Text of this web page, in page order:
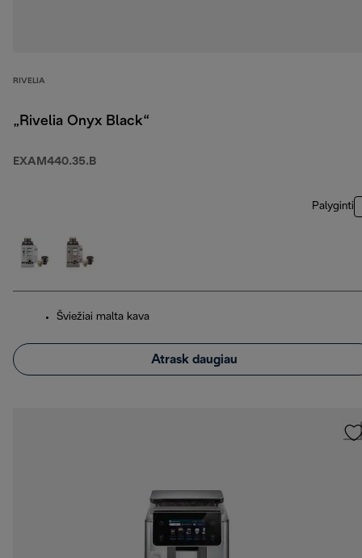
RIVELIA
„Rivelia Onyx Black“
EXAM440.35.B
Palyginti
Šviežiai malta kava
Atrask daugiau